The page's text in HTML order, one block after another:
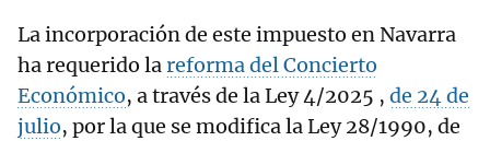
La incorporación de este impuesto en Navarra
ha requerido lareforma del Concierto
Económico, a través de la Ley 4/2025 , de 24 de
julio, por la que se modifica la Ley 28/1990, de